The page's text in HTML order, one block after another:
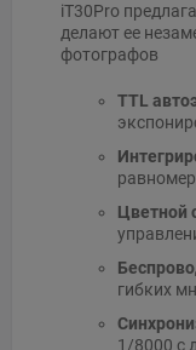
iT30Pro
делают ее
фотографов
TTL
Цветной
гибких
1/8000 с